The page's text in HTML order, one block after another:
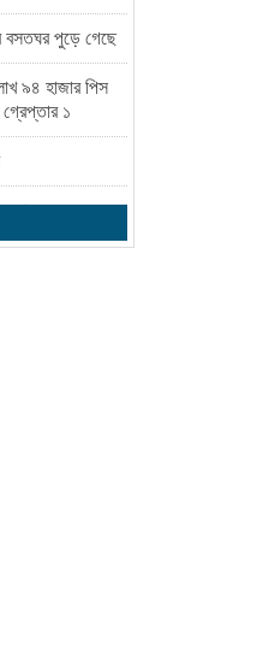
বসতঘর পুড়ে গেছে
৯৪ হাজার পিস
১